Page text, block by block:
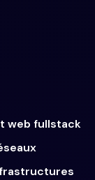
web fullstack